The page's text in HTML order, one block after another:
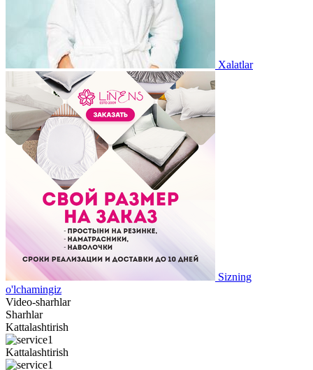
Xalatlar
Sizning
o'lchamingiz
Video-sharhlar
Sharhlar
Kattalashtirish
Kattalashtirish